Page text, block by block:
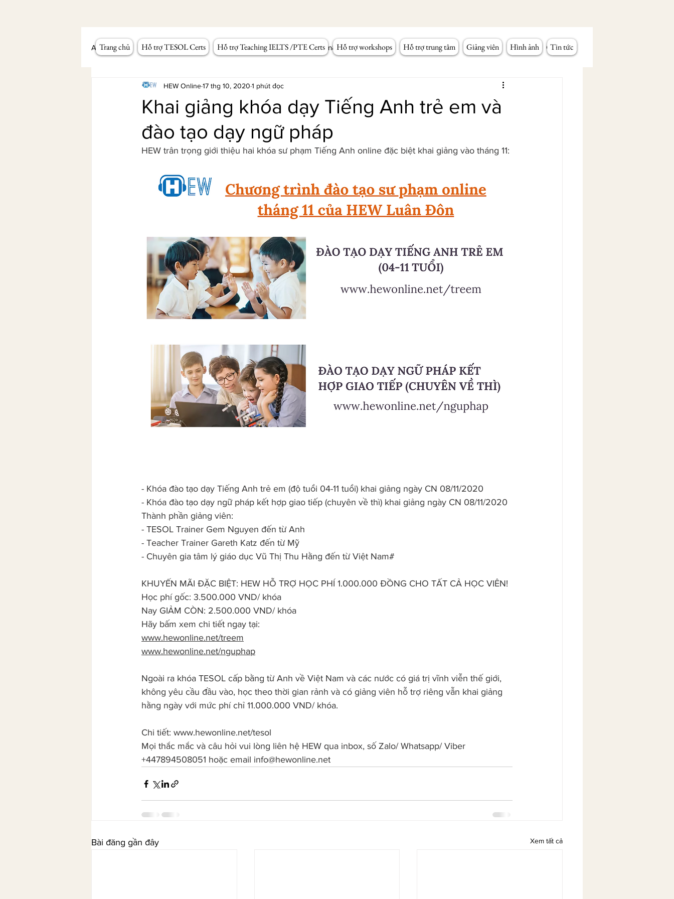
Trang chủ Hỗ trợ TESOL Certs Hỗ trợ Teaching IELTS /PTE Certs Hỗ trợ workshops Hỗ trợ trung tâm Giảng viên Hình ảnh Tin tức
All Posts Workshop giảng dạy Workshop Tiếng Anh Kỹ năng giảng dạy
Khai giảng khóa dạy Tiếng Anh trẻ em và
đào tạo dạy ngữ pháp
HEW Online17 thg 10, 2020 1 phút đọc
HEW trân trọng giới thiệu hai khóa sư phạm Tiếng Anh online đặc biệt khai giảng vào tháng 11:
- Khóa đào tạo dạy Tiếng Anh trẻ em (độ tuổi 04-11 tuổi) khai giảng ngày CN 08/11/2020
- Khóa đào tạo dạy ngữ pháp kết hợp giao tiếp (chuyên về thì) khai giảng ngày CN 08/11/2020
Thành phần giảng viên:
- TESOL Trainer Gem Nguyen đến từ Anh
- Teacher Trainer Gareth Katz đến từ Mỹ
- Chuyên gia tâm lý giáo dục Vũ Thị Thu Hằng đến từ Việt Nam#
KHUYẾN MÃI ĐẶC BIỆT: HEW HỖ TRỢ HỌC PHÍ 1.000.000 ĐỒNG CHO TẤT CẢ HỌC VIÊN!
Học phí gốc: 3.500.000 VND/ khóa
Nay GIẢM CÒN: 2.500.000 VND/ khóa
Hãy bấm xem chi tiết ngay tại:
www.hewonline.net/treem
www.hewonline.net/nguphap
Ngoài ra khóa TESOL cấp bằng từ Anh về Việt Nam và các nước có giá trị vĩnh viễn thế giới,
không yêu cầu đầu vào, học theo thời gian rảnh và có giảng viên hỗ trợ riêng vẫn khai giảng
hằng ngày với mức phí chỉ 11.000.000 VND/ khóa.
Chi tiết: www.hewonline.net/tesol
Mọi thắc mắc và câu hỏi vui lòng liên hệ HEW qua inbox, số Zalo/ Whatsapp/ Viber
+447894508051 hoặc email info@hewonline.net
Bài đăng gần đây Xem tất cả